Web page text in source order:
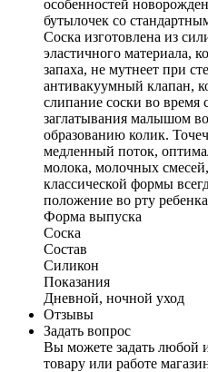
особенностей
бутылочек со
Соска изготовлена из
эластичного материала,
запаха, не мутнеет при
антивакуумный клапан,
слипание соски во время
заглатывания малышом
образованию колик.
медленный поток,
молока, молочных
классической формы
положение во рту
Форма выпуска
Соска
Состав
Силикон
Показания
Дневной, ночной уход
Отзывы
Задать вопрос
Вы можете задать любой
товару или работе